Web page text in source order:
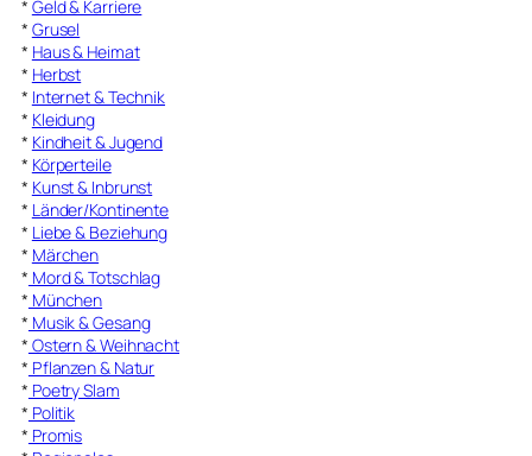
* Geld & Karriere
* Grusel
* Haus & Heimat
* Herbst
* Internet & Technik
* Kleidung
* Kindheit & Jugend
* Körperteile
* Kunst & Inbrunst
* Länder/Kontinente
* Liebe & Beziehung
* Märchen
* Mord & Totschlag
* München
* Musik & Gesang
* Ostern & Weihnacht
* Pflanzen & Natur
* Poetry Slam
* Politik
* Promis